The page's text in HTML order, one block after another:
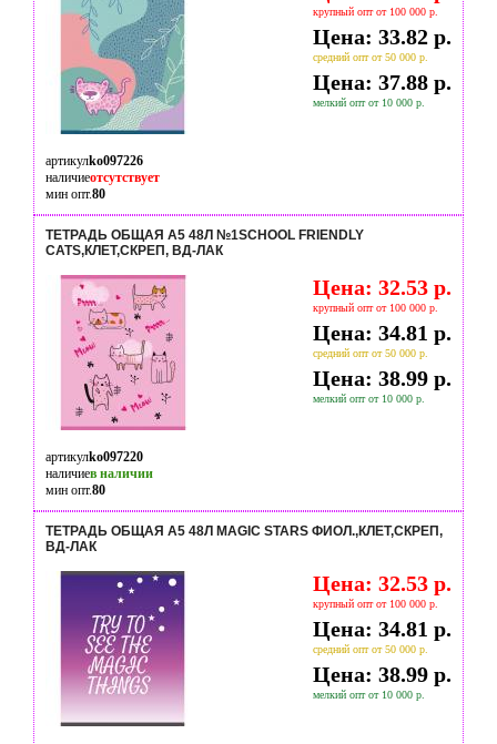
крупный опт от 100 000 р.
Цена: 33.82 р.
средний опт от 50 000 р.
Цена: 37.88 р.
мелкий опт от 10 000 р.
артикулko097226
наличиеотсутствует
мин опт.80
ТЕТРАДЬ ОБЩАЯ А5 48Л №1SCHOOL FRIENDLY
CATS,КЛЕТ,СКРЕП, ВД-ЛАК
Цена: 32.53 р.
крупный опт от 100 000 р.
Цена: 34.81 р.
средний опт от 50 000 р.
Цена: 38.99 р.
мелкий опт от 10 000 р.
артикулko097220
наличиев наличии
мин опт.80
ТЕТРАДЬ ОБЩАЯ А5 48Л MAGIC STARS ФИОЛ.,КЛЕТ,СКРЕП,
ВД-ЛАК
Цена: 32.53 р.
крупный опт от 100 000 р.
Цена: 34.81 р.
средний опт от 50 000 р.
Цена: 38.99 р.
мелкий опт от 10 000 р.